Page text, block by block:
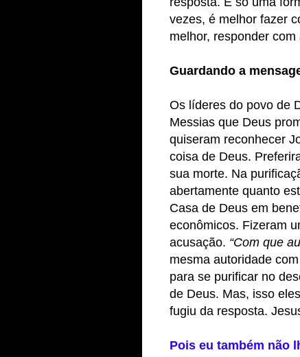
vezes, é melhor fazer
melhor, responder
Guardando a
Os líderes do povo de
Messias que Deus
quiseram reconhecer
coisa de Deus.
sua morte. Na
abertamente quanto
Casa de Deus em
econômicos. Fizeram
acusação. “Com que
mesma autoridade
para se purificar no
de Deus. Mas, isso
fugiu da resposta.
Pois eu também não